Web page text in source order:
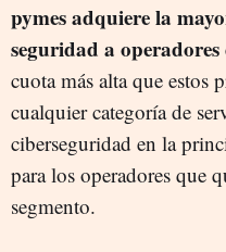
pymes adquiere la
seguridad a
cuota más alta que estos
cualquier categoría de
ciberseguridad en la
para los operadores que
segmento.